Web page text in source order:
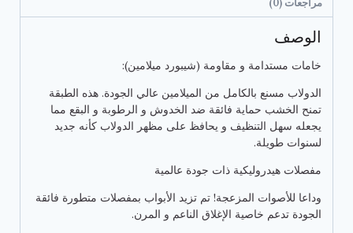
مراجعات (0)
الوصف
خامات مستدامة و مقاومة (شيبورد ميلامين):
الدولاب مسنع بالكامل من الميلامين عالي الجودة. هذه الطبقة
تمنح الخشب حماية فائقة ضد الخدوش و الرطوبة و البقع مما
يجعله سهل التنظيف و يحافظ على مظهر الدولاب كأنه جديد
لسنوات طويلة.
مفصلات هيدروليكية ذات جودة عالمية
وداعا للأصوات المزعجة! تم تزيد الأبواب بمفصلات متطورة فائقة
الجودة تدعم خاصية الإغلاق الناعم و المرن.